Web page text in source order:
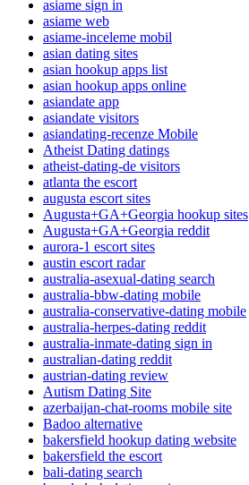
asiame sign in
asiame web
asiame-inceleme mobil
asian dating sites
asian hookup apps list
asian hookup apps online
asiandate app
asiandate visitors
asiandating-recenze Mobile
Atheist Dating datings
atheist-dating-de visitors
atlanta the escort
augusta escort sites
Augusta+GA+Georgia hookup sites
Augusta+GA+Georgia reddit
aurora-1 escort sites
austin escort radar
australia-asexual-dating search
australia-bbw-dating mobile
australia-conservative-dating mobile
australia-herpes-dating reddit
australia-inmate-dating sign in
australian-dating reddit
austrian-dating review
Autism Dating Site
azerbaijan-chat-rooms mobile site
Badoo alternative
bakersfield hookup dating website
bakersfield the escort
bali-dating search